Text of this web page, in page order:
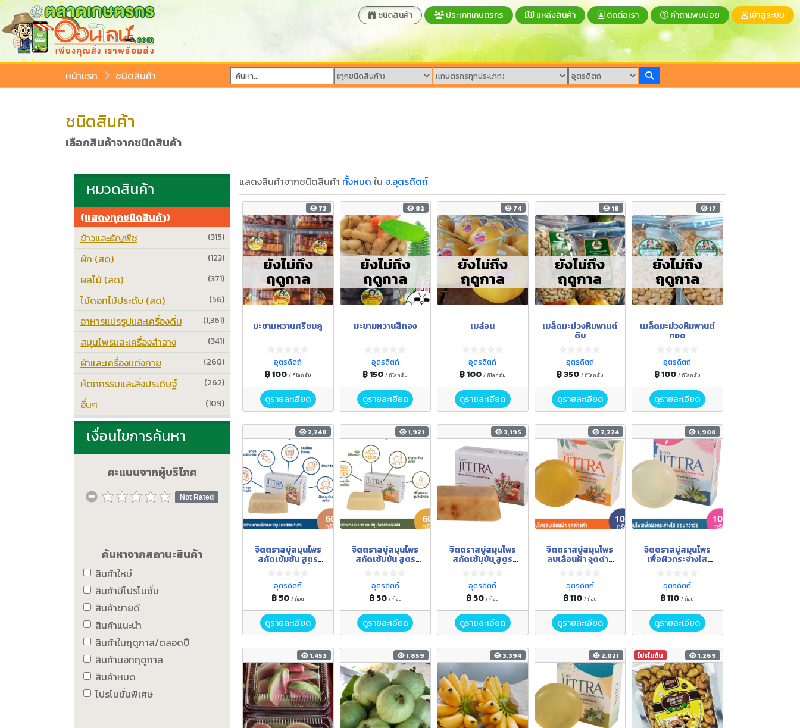
ชนิดสินค้า ประเภทเกษตรกร แหล่งสินค้า ติดต่อเรา คำถามพบบ่อย เข้าสู่ระบบ
หน้าแรก ชนิดสินค้า
ชนิดสินค้า
เลือกสินค้าจากชนิดสินค้า
แสดงสินค้าจากชนิดสินค้า ทั้งหมด ใน จ.อุตรดิตถ์
72
ยังไม่ถึง
ฤดูกาล
มะขามหวานศรีชมภู
อุตรดิตถ์
฿ 100 / กิโลกรัม
ดูรายละเอียด
82
ยังไม่ถึง
ฤดูกาล
มะขามหวานสีทอง
อุตรดิตถ์
฿ 150/ กิโลกรัม
ดูรายละเอียด
74
ยังไม่ถึง
ฤดูกาล
เมล่อน
อุตรดิตถ์
฿ 100 / กิโลกรัม
ดูรายละเอียด
18
ยังไม่ถึง
ฤดูกาล
เมล็ดมะม่วงหิมพานต์
ดิบ
อุตรดิตถ์
฿ 350 / กิโลกรัม
ดูรายละเอียด
17
ยังไม่ถึง
ฤดูกาล
เมล็ดมะม่วงหิมพานต์
ทอด
อุตรดิตถ์
฿ 100 / กิโลกรัม
ดูรายละเอียด
2,248
จิตตราสบู่สมุนไพร
สกัดเข้มข้น สูตร
อุตรดิตถ์
฿ 50/ ก้อน
ดูรายละเอียด
1,921
จิตตราสบู่สมุนไพร
สกัดเข้มข้น สูตร
เซลล์ผิว เพิ่มความ
ขาวใส เนียนนุ่ม น่า
อุตรดิตถ์
฿ 50 / ก้อน
ดูรายละเอียด
3,195
จิตตราสบู่สมุนไพร
สกัดเข้มข้น สูตร
สภาพผิว เพิ่มความ
กระจ่างใส เนียนนุ่ม
อุตรดิตถ์
฿ 50/ ก้อน
ดูรายละเอียด
2,224
จิตตราสบู่สมุนไพร
ลบเลือนฝ้า จุดด่าง
น้ำผึ้ง
อุตรดิตถ์
฿ 110 / ก้อน
ดูรายละเอียด
1,900
จิตตราสบู่สมุนไพร
เพื่อผิวกระจ่างใส
แตงกวา และมะนาว
อุตรดิตถ์
฿ 110/ ก้อน
ดูรายละเอียด
1,453 1,859 3,394 2,021 โปรโมชัน 1,269
หมวดสินค้า
(แสดงทุกชนิดสินค้า)
(315)
ข้าวและธัญพืช
(123)
ผัก (สด)
(371)
ผลไม้ (สด)
(56)
ไม้ดอกไม้ประดับ (สด)
(1,361)
อาหารแปรรูปและเครื่องดื่ม
(341)
สมุนไพรและเครื่องสำอาง
(268)
ผ้าและเครื่องแต่งกาย
(262)
หัตถกรรมและสิ่งประดิษฐ์
(109)
อื่นๆ
เงื่อนไขการค้นหา
คะแนนจากผู้บริโภค
Not Rated
ค้นหาจากสถานะสินค้า
สินค้าใหม่
สินค้ามีโปรโมชั่น
สินค้าขายดี
สินค้าแนะนำ
สินค้าในฤดูกาล/ตลอดปี
สินค้านอกฤดูกาล
สินค้าหมด
โปรโมชั่นพิเศษ